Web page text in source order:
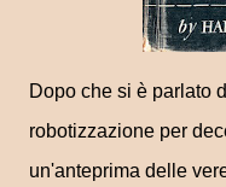
Dopo che si è parlato
robotizzazione per
un'anteprima delle